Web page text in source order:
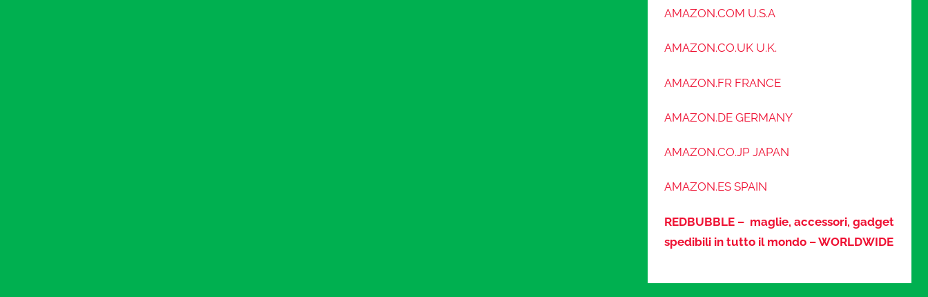
AMAZON.COM U.S.A
AMAZON.CO.UK U.K.
AMAZON.FR FRANCE
AMAZON.DE GERMANY
AMAZON.CO.JP JAPAN
AMAZON.ES SPAIN
REDBUBBLE – maglie, accessori, gadget
spedibili in tutto il mondo – WORLDWIDE